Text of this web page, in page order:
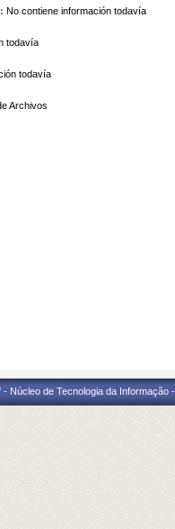
No contiene información todavía
todavía
todavía
Archivos
- Núcleo de Tecnologia da